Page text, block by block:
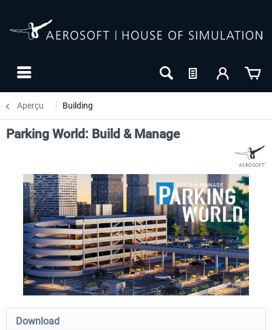
Aperçu Building
City Bus Manager - E-Bus & Green
Parking World: Build & Manage
Download